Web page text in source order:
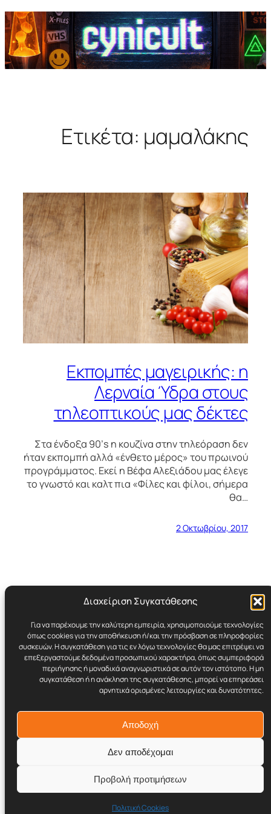
Διαχείριση Συγκατάθεσης
Για να παρέχουμε την καλύτερη εμπειρία, χρησιμοποιούμε τεχνολογίες
όπως cookies για την αποθήκευση ή/και την πρόσβαση σε πληροφορίες
συσκευών. Η συγκατάθεση για τις εν λόγω τεχνολογίες θα μας επιτρέψει να
επεξεργαστούμε δεδομένα προσωπικού χαρακτήρα, όπως συμπεριφορά
περιήγησης ή μοναδικά αναγνωριστικά σε αυτόν τον ιστότοπο. Η μη
συγκατάθεση ή η ανάκληση της συγκατάθεσης, μπορεί να επηρεάσει
αρνητικά ορισμένες λειτουργίες και δυνατότητες.
Αποδοχή
Δεν αποδέχομαι
Προβολή προτιμήσεων
Πολιτική Cookies
Ετικέτα: μαμαλάκης
Εκπομπές μαγειρικής: η
Λερναία Ύδρα στους
τηλεοπτικούς μας δέκτες
Στα ένδοξα 90’s η κουζίνα στην τηλεόραση δεν
ήταν εκπομπή αλλά «ένθετο μέρος» του πρωινού
προγράμματος. Εκεί η Βέφα Αλεξιάδου μας έλεγε
το γνωστό και καλτ πια «Φίλες και φίλοι, σήμερα
θα…
2 Οκτωβρίου, 2017
Cynicult.gr
Retro | Humor | Underground Stuff
© 2017–2026 Cynicult.gr
Twenty Twenty-Five Σχεδιασμένο με το